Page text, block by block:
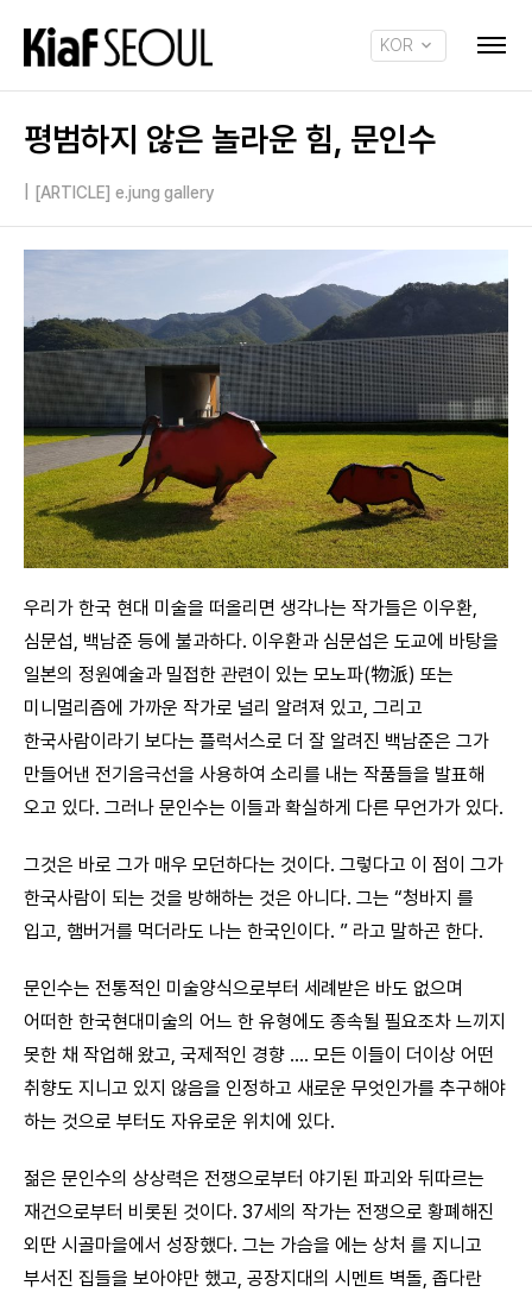
KOR
평범하지 않은 놀라운 힘, 문인수
[ARTICLE] e.jung gallery
우리가 한국 현대 미술을 떠올리면 생각나는 작가들은 이우환,
심문섭, 백남준 등에 불과하다. 이우환과 심문섭은 도교에 바탕을
일본의 정원예술과 밀접한 관련이 있는 모노파(物派) 또는
미니멀리즘에 가까운 작가로 널리 알려져 있고, 그리고
한국사람이라기 보다는 플럭서스로 더 잘 알려진 백남준은 그가
만들어낸 전기음극선을 사용하여 소리를 내는 작품들을 발표해
오고 있다. 그러나 문인수는 이들과 확실하게 다른 무언가가 있다.
그것은 바로 그가 매우 모던하다는 것이다. 그렇다고 이 점이 그가
한국사람이 되는 것을 방해하는 것은 아니다. 그는 “청바지 를
입고, 햄버거를 먹더라도 나는 한국인이다. ” 라고 말하곤 한다.
문인수는 전통적인 미술양식으로부터 세례받은 바도 없으며
어떠한 한국현대미술의 어느 한 유형에도 종속될 필요조차 느끼지
못한 채 작업해 왔고, 국제적인 경향 ‥‥ 모든 이들이 더이상 어떤
취향도 지니고 있지 않음을 인정하고 새로운 무엇인가를 추구해야
하는 것으로 부터도 자유로운 위치에 있다.
젊은 문인수의 상상력은 전쟁으로부터 야기된 파괴와 뒤따르는
재건으로부터 비롯된 것이다. 37세의 작가는 전쟁으로 황폐해진
외딴 시골마을에서 성장했다. 그는 가슴을 에는 상처 를 지니고
부서진 집들을 보아야만 했고, 공장지대의 시멘트 벽돌, 좁다란